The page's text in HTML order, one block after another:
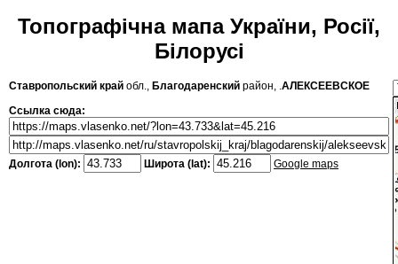
Топографічна мапа України, Росії,
Білорусі
Ставропольский край обл., Благодаренский район, .АЛЕКСЕЕВСКОЕ
Ссылка сюда:
Долгота (lon): Широта (lat): Google maps